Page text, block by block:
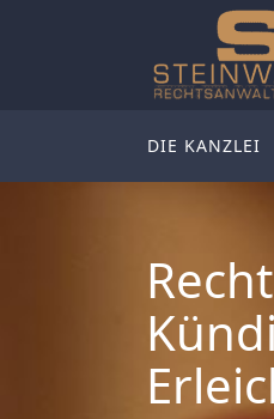
DIE KANZLEI